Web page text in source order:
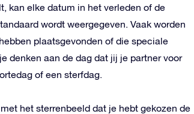
kan elke datum in het verleden of de
wordt weergegeven. Vaak worden
plaatsgevonden of die speciale
denken aan de dag dat jij je partner voor
of een sterfdag.
het sterrenbeeld dat je hebt gekozen de